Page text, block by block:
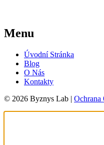
Menu
Úvodní Stránka
Blog
O Nás
Kontakty
© 2026 Byznys Lab | Ochrana